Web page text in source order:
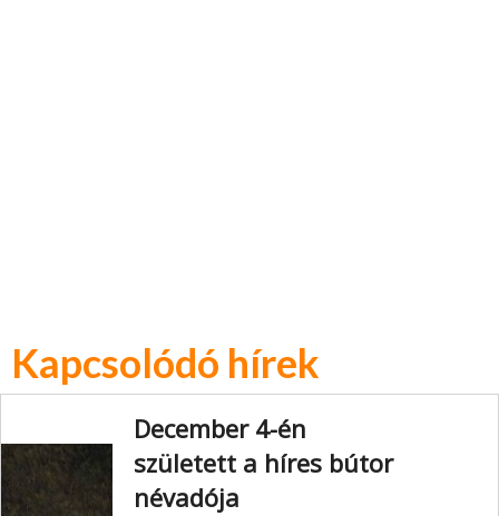
Kapcsolódó hírek
December 4-én
született a híres bútor
névadója